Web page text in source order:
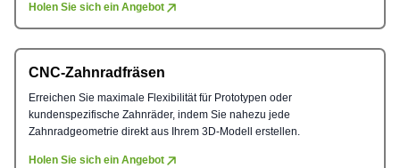
Holen Sie sich ein Angebot
CNC-Zahnradfräsen
Erreichen Sie maximale Flexibilität für Prototypen oder
kundenspezifische Zahnräder, indem Sie nahezu jede
Zahnradgeometrie direkt aus Ihrem 3D-Modell erstellen.
Holen Sie sich ein Angebot